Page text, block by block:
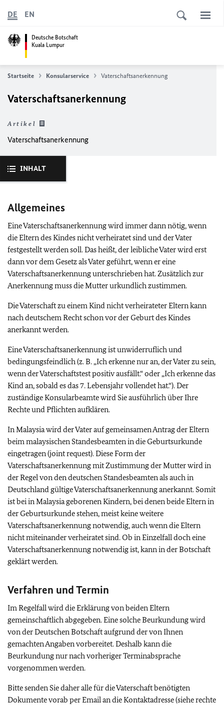
Deutsche Botschaft
Kuala Lumpur
DE EN
Startseite Konsularservice Vaterschaftsanerkennung
Vaterschaftsanerkennung
Artikel
Vaterschaftsanerkennung
INHALT
Allgemeines
Eine Vaterschaftsanerkennung wird immer dann nötig, wenn
die Eltern des Kindes nicht verheiratet sind und der Vater
festgestellt werden soll. Das heißt, der leibliche Vater wird erst
dann vor dem Gesetz als Vater geführt, wenn er eine
Vaterschaftsanerkennung unterschrieben hat. Zusätzlich zur
Anerkennung muss die Mutter urkundlich zustimmen.
Die Vaterschaft zu einem Kind nicht verheirateter Eltern kann
nach deutschem Recht schon vor der Geburt des Kindes
anerkannt werden.
Eine Vaterschaftsanerkennung ist unwiderruflich und
bedingungsfeindlich (z. B. „Ich erkenne nur an, der Vater zu sein,
wenn der Vaterschaftstest positiv ausfällt.“ oder „Ich erkenne das
Kind an, sobald es das 7. Lebensjahr vollendet hat.“). Der
zuständige Konsularbeamte wird Sie ausführlich über Ihre
Rechte und Pflichten aufklären.
In Malaysia wird der Vater auf gemeinsamen Antrag der Eltern
beim malaysischen Standesbeamten in die Geburtsurkunde
eingetragen (joint request). Diese Form der
Vaterschaftsanerkennung mit Zustimmung der Mutter wird in
der Regel von den deutschen Standesbeamten als auch in
Deutschland gültige Vaterschaftsanerkennung anerkannt. Somit
ist bei in Malaysia geborenen Kindern, bei denen beide Eltern in
der Geburtsurkunde stehen, meist keine weitere
Vaterschaftsanerkennung notwendig, auch wenn die Eltern
nicht miteinander verheiratet sind. Ob in Einzelfall doch eine
Vaterschaftsanerkennung notwendig ist, kann in der Botschaft
geklärt werden.
Verfahren und Termin
Im Regelfall wird die Erklärung von beiden Eltern
gemeinschaftlich abgegeben. Eine solche Beurkundung wird
von der Deutschen Botschaft aufgrund der von Ihnen
gemachten Angaben vorbereitet. Deshalb kann die
Beurkundung nur nach vorheriger Terminabsprache
vorgenommen werden.
Bitte senden Sie daher alle für die Vaterschaft benötigten
Dokumente vorab per Email an die Kontaktadresse (siehe rechte